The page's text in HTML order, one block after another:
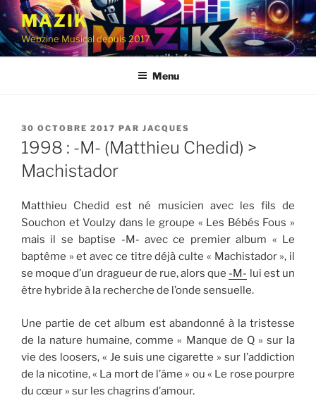
Aller
contenu
principal
MAZIK
Webzine Musical depuis 2017
Menu
PUBLIÉ
LE
30 OCTOBRE 2017 PAR JACQUES
1998 : -M- (Matthieu Chedid) >
Machistador
Matthieu Chedid est né musicien avec les fils de
Souchon et Voulzy dans le groupe « Les Bébés Fous »
mais il se baptise -M- avec ce premier album « Le
baptême » et avec ce titre déjà culte « Machistador », il
se moque d’un dragueur de rue, alors que -M- lui est un
être hybride à la recherche de l’onde sensuelle.
Une partie de cet album est abandonné à la tristesse
de la nature humaine, comme « Manque de Q » sur la
vie des loosers, « Je suis une cigarette » sur l’addiction
de la nicotine, « La mort de l’âme » ou « Le rose pourpre
du cœur » sur les chagrins d’amour.